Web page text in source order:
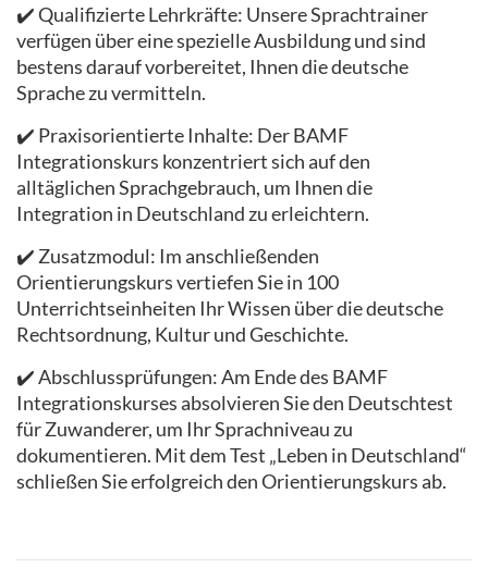
✔️ Qualifizierte Lehrkräfte: Unsere Sprachtrainer
verfügen über eine spezielle Ausbildung und sind
bestens darauf vorbereitet, Ihnen die deutsche
Sprache zu vermitteln.
✔️ Praxisorientierte Inhalte: Der BAMF
Integrationskurs konzentriert sich auf den
alltäglichen Sprachgebrauch, um Ihnen die
Integration in Deutschland zu erleichtern.
✔️ Zusatzmodul: Im anschließenden
Orientierungskurs vertiefen Sie in 100
Unterrichtseinheiten Ihr Wissen über die deutsche
Rechtsordnung, Kultur und Geschichte.
✔️ Abschlussprüfungen: Am Ende des BAMF
Integrationskurses absolvieren Sie den Deutschtest
für Zuwanderer, um Ihr Sprachniveau zu
dokumentieren. Mit dem Test „Leben in Deutschland“
schließen Sie erfolgreich den Orientierungskurs ab.